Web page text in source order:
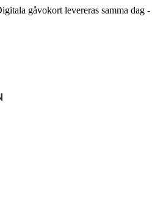
gåvokort levereras samma dag -